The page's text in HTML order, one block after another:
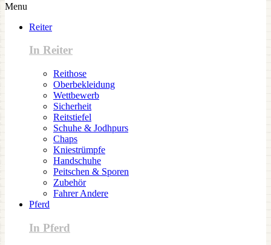
Menu
Reiter
In Reiter
Reithose
Oberbekleidung
Wettbewerb
Sicherheit
Reitstiefel
Schuhe & Jodhpurs
Chaps
Kniestrümpfe
Handschuhe
Peitschen & Sporen
Zubehör
Fahrer Andere
Pferd
In Pferd